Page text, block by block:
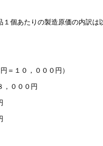
個あたりの製造原価の内訳は
＝１０，０００円）
０００円